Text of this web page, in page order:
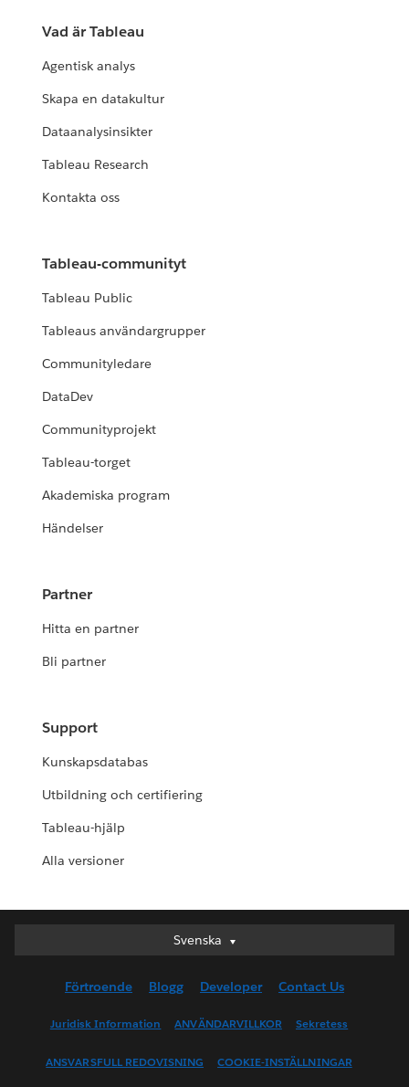
Vad är Tableau
Agentisk analys
Skapa en datakultur
Dataanalysinsikter
Tableau Research
Kontakta oss
Tableau-communityt
Tableau Public
Tableaus användargrupper
Communityledare
DataDev
Communityprojekt
Tableau-torget
Akademiska program
Händelser
Partner
Hitta en partner
Bli partner
Support
Kunskapsdatabas
Utbildning och certifiering
Tableau-hjälp
Alla versioner
Svenska
Deutsch
English (US)
Español
Français (France)
Förtroende Blogg Developer Contact Us
Juridisk Information ANVÄNDARVILLKOR Sekretess
ANSVARSFULL REDOVISNING COOKIE-INSTÄLLNINGAR